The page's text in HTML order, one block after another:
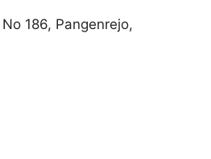
186, Pangenrejo,